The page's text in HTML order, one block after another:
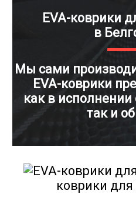
EVA-коврики
в
Мы сами
EVA-коврики
как в исполнении
так и
коврики